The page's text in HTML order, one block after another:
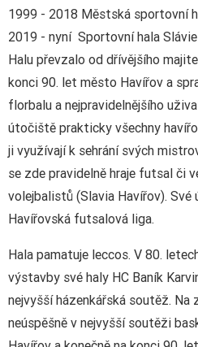
1999 - 2018 Městská sportovní
2019 - nyní Sportovní hala Slávie
Halu převzalo od dřívějšího
konci 90. let město Havířov a
florbalu a nejpravidelnějšího
útočiště prakticky všechny
ji využívají k sehrání svých
se zde pravidelně hraje futsal či
volejbalistů (Slavia Havířov).
Havířovská futsalová liga.
Hala pamatuje leccos. V 80.
výstavby své haly HC Baník
nejvyšší házenkářská soutěž.
neúspěšně v nejvyšší soutěži